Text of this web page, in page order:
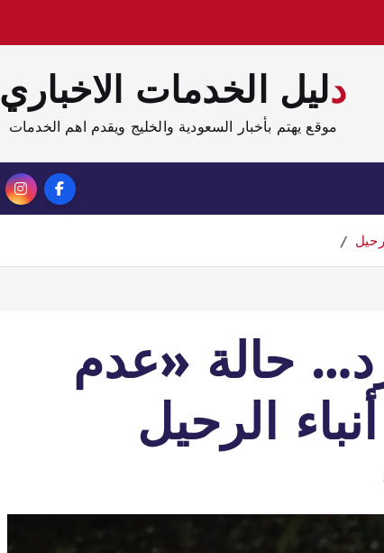
دليل الخدمات الاخباري
موقع يهتم بأخبار السعودية والخليج ويقدم اهم الخدمات
حالة «عدم
الرحيل